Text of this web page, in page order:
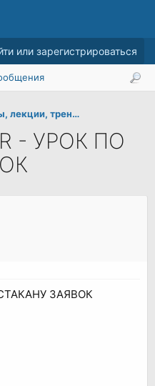
лекции, тренинги
- УРОК ПО
ЗАЯВОК
или зарегистрироваться